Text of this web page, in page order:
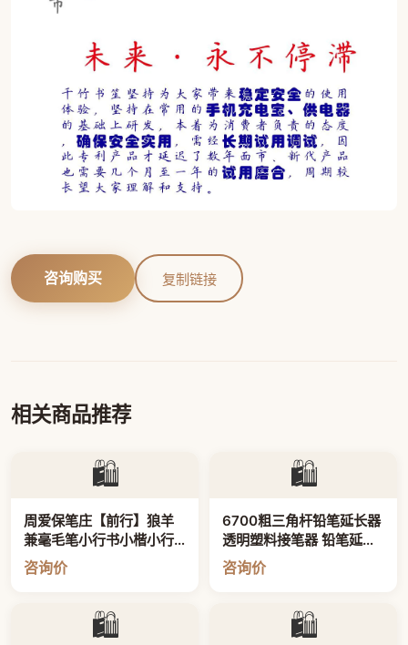
咨询购买 复制链接
相关商品推荐
🛍️
周爱保笔庄【前行】狼羊
兼毫毛笔小行书小楷小行
草毛笔
咨询价
🛍️
6700粗三角杆铅笔延长器
透明塑料接笔器 铅笔延长
器 学生美术绘画笔杆加长
杆儿童写字洞洞铅笔延长
咨询价
🛍️ 🛍️